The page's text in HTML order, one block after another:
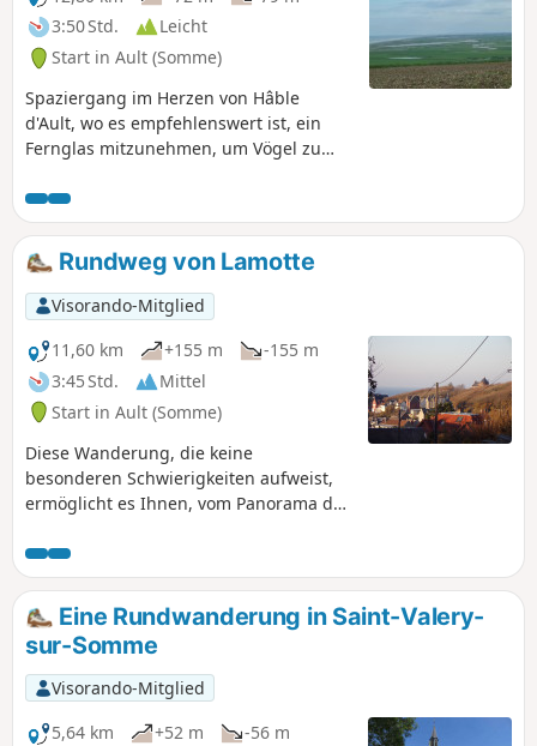
3:50 Std.
Leicht
Start in Ault (Somme)
Spaziergang im Herzen von Hâble
d'Ault, wo es empfehlenswert ist, ein
Fernglas mitzunehmen, um Vögel zu
Rundweg von Lamotte
Visorando-Mitglied
11,60 km
+155 m
-155 m
3:45 Std.
Mittel
Start in Ault (Somme)
Diese Wanderung, die keine
besonderen Schwierigkeiten aufweist,
ermöglicht es Ihnen, vom Panorama des
und den nördlich gelegenen Strand von
Onival zu entdecken. Hinweis des
Moderators: Meldung eines gesperrten
Zugangs (Januar 2021) aufgrund eines
Felssturzes in der Klippe.
Eine Rundwanderung in Saint-Valery-
sur-Somme
Visorando-Mitglied
5,64 km
+52 m
-56 m